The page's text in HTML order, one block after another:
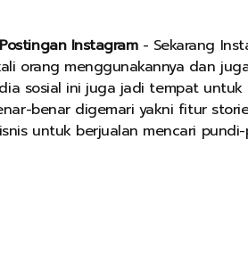
Instagram- Sekarang
orang menggunakannya dan
sosial ini juga jadi tempat
benar digemari yakni fitur
untuk berjualan mencari